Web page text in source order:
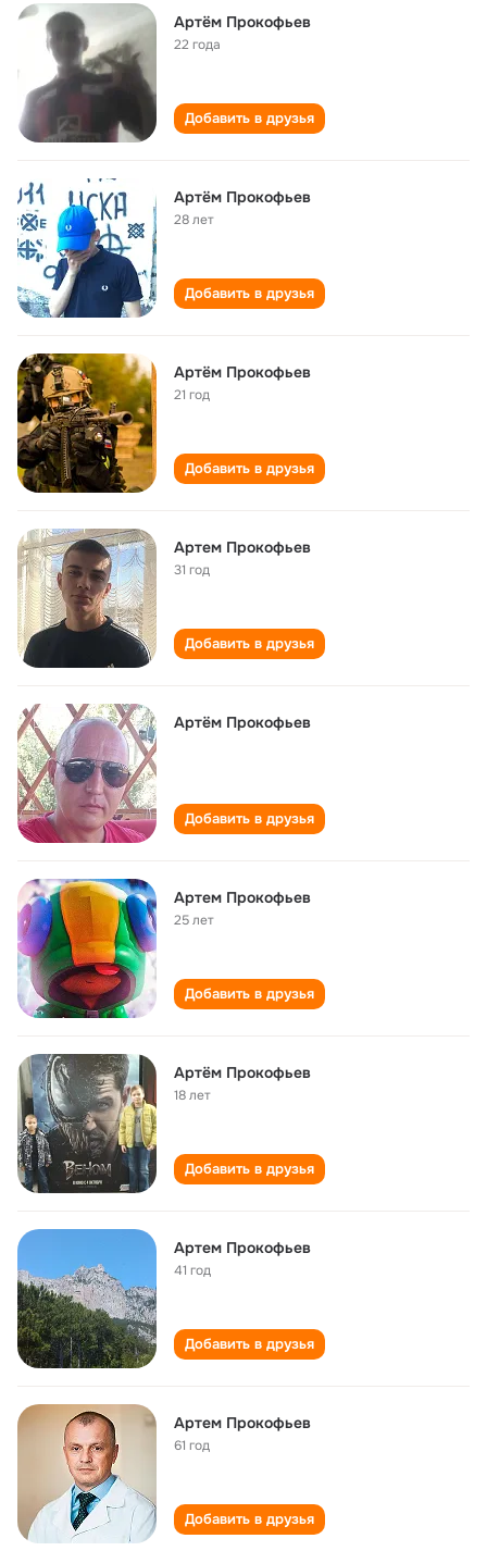
Артём Прокофьев
22 года
Добавить в друзья
Артём Прокофьев
28 лет
Добавить в друзья
Артём Прокофьев
21 год
Добавить в друзья
Артем Прокофьев
31 год
Добавить в друзья
Артём Прокофьев
Добавить в друзья
Артем Прокофьев
25 лет
Добавить в друзья
Артём Прокофьев
18 лет
Добавить в друзья
Артем Прокофьев
41 год
Добавить в друзья
Артем Прокофьев
61 год
Добавить в друзья